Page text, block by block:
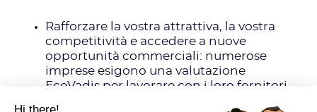
Rafforzare la vostra attrattiva, la vostra
competitività e accedere a nuove
opportunità commerciali: numerose
imprese esigono una valutazione
EcoVadis per lavorare con i loro fornitori.
Hi there!